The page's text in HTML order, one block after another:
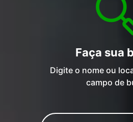
Faça sua
Digite o nome ou
campo de